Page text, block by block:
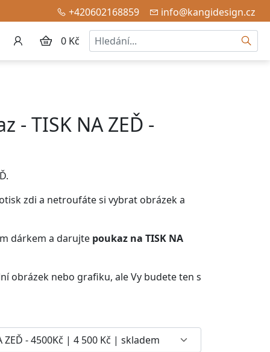
+420602168859 info@kangidesign.cz
0 Kč Hledat
- TISK NA ZEĎ -
zdi a netroufáte si vybrat obrázek a
dárkem a darujte poukaz na TISK NA
obrázek nebo grafiku, ale Vy budete ten s